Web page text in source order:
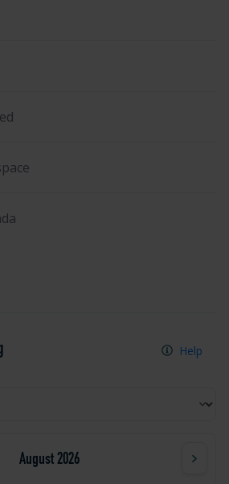
Help
August 2026